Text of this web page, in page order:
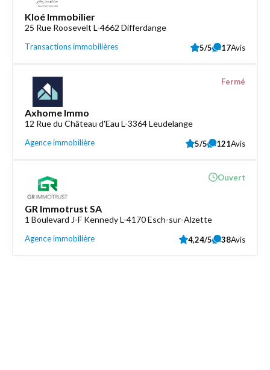
Kloé Immobilier
25 Rue Roosevelt L-4662 Differdange
Transactions immobilières 5/5 17Avis
Axhome Immo
12 Rue du Château d'Eau L-3364 Leudelange
Agence immobilière
Fermé
5/5 121Avis
GR Immotrust SA
1 Boulevard J-F Kennedy L-4170 Esch-sur-Alzette
Agence immobilière
Ouvert
4,24/5 38Avis